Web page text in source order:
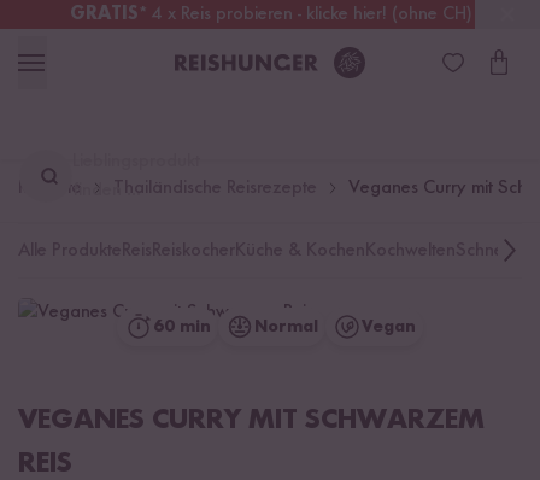
GRATIS* 4 x Reis probieren - klicke hier! (ohne CH)
Österreich Kostenloser Versand
finden ...
Rezepte Veganes Curry mit
Schnelle
60 min Normal Vegan
VEGANES CURRY MIT SCHWARZEM
REIS